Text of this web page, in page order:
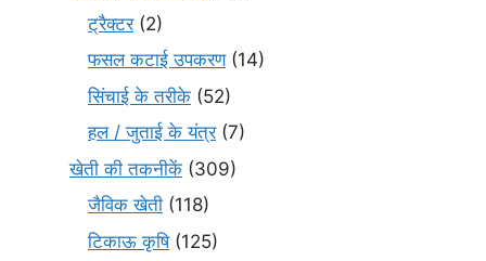
ट्रैक्टर(2)
फसल कटाई उपकरण(14)
सिंचाई के तरीके (52)
हल / जुताई के यंत्र(7)
खेती की तकनीकें (309)
जैविक खेती (118)
टिकाऊ कृषि(125)